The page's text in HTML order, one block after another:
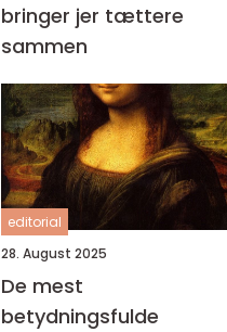
bringer jer tættere
sammen
editorial
28. August 2025
De mest
betydningsfulde